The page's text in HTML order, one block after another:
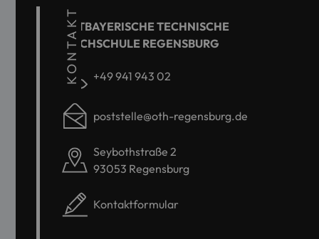
KONTAKT
OSTBAYERISCHE TECHNISCHE
HOCHSCHULE REGENSBURG
+49 941 943 02
poststelle@oth-regensburg.de
Seybothstraße 2
93053 Regensburg
Kontaktformular